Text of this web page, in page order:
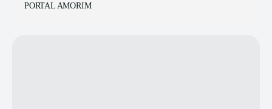
PORTAL AMORIM